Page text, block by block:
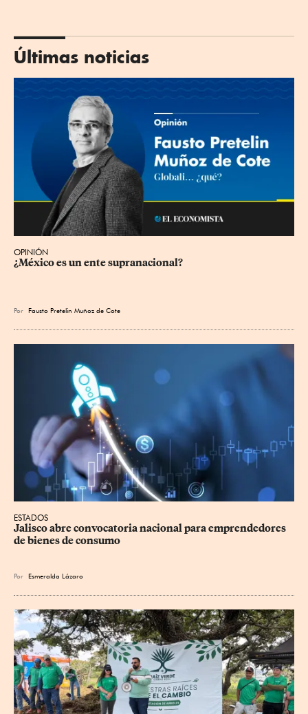
Últimas noticias
OPINIÓN
¿México es un ente supranacional?
Por Fausto Pretelin Muñoz de Cote
ESTADOS
Jalisco abre convocatoria nacional para emprendedores
de bienes de consumo
Por Esmeralda Lázaro